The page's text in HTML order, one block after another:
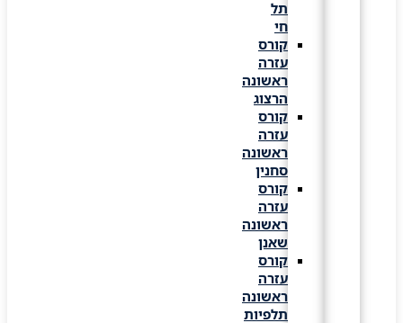
קורס
עזרה
ראשונה
הרצוג
קורס
עזרה
ראשונה
סחנין
קורס
עזרה
ראשונה
קורס
עזרה
ראשונה
תלפיות